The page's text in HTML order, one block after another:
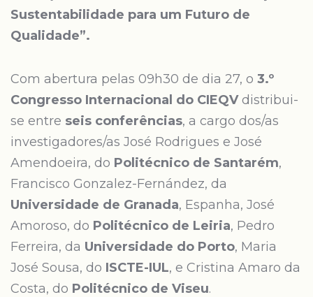
Sustentabilidade para um Futuro de
Qualidade”.
Com abertura pelas 09h30 de dia 27, o 3.º
Congresso Internacional do CIEQVdistribui-
se entre seis conferências, a cargo dos/as
investigadores/as José Rodrigues e José
Amendoeira, do Politécnico de Santarém,
Francisco Gonzalez-Fernández, da
Universidade de Granada, Espanha, José
Amoroso, do Politécnico de Leiria, Pedro
Ferreira, da Universidade do Porto, Maria
José Sousa, do ISCTE-IUL, e Cristina Amaro da
Costa, do Politécnico de Viseu.